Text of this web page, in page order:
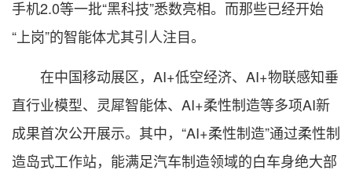
手机2.0等一批“黑科技”悉数亮相。而那些已经开始
“上岗”的智能体尤其引人注目。
在中国移动展区，AI+低空经济、AI+物联感知垂
直行业模型、灵犀智能体、AI+柔性制造等多项AI新
成果首次公开展示。其中，“AI+柔性制造”通过柔性制
造岛式工作站，能满足汽车制造领域的白车身绝大部